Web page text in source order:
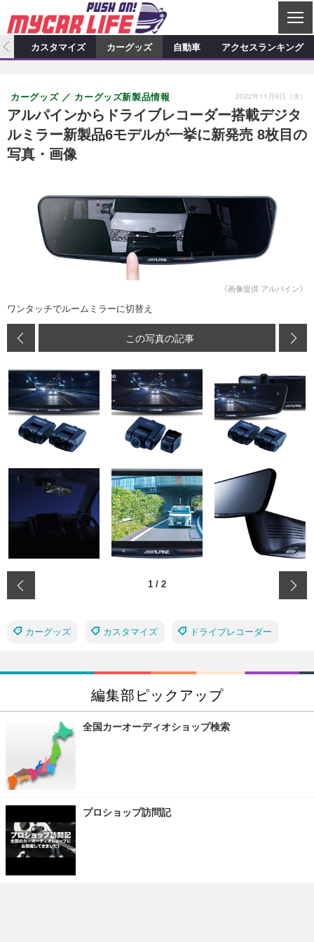
C
L
S
カーオーディオ
プロショップ検索 ショップ訪問記
カーオーディオニュース デモカー製作記
その他
カスタマイズ特集記事 カスタマイズ新製品情報
カスタマイズニュース
カーグッズ
カーグッズ特集記事 カーグッズ新製品情報
カーグッズニュース
自動車
スクープ
カスタマイズ カーグッズ 自動車 アクセスランキング
アルパインからドライブレコーダー搭載デジタ
ルミラー新製品6モデルが一挙に新発売 8枚目の
写真・画像
カーグッズ カーグッズ新製品情報 2022年11月9日（水）
《画像提供 アルパイン》
ワンタッチでルームミラーに切替え
この写真の記事
1 / 2
カーグッズ カスタマイズ ドライブレコーダー
編集部ピックアップ
全国カーオーディオショップ検索
プロショップ訪問記